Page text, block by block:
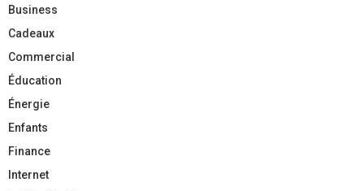
Business
Cadeaux
Commercial
Éducation
Énergie
Enfants
Finance
Internet